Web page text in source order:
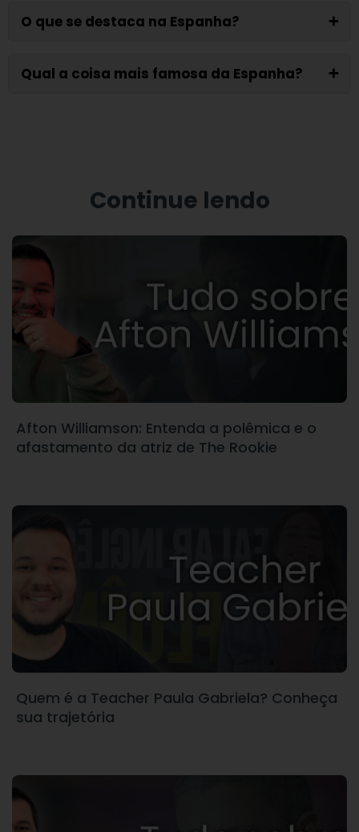
O que se destaca na Espanha? ➕
Qual a coisa mais famosa da Espanha? ➕
Continue lendo
Afton Williamson: Entenda a polêmica e o
afastamento da atriz de The Rookie
Quem é a Teacher Paula Gabriela? Conheça
sua trajetória